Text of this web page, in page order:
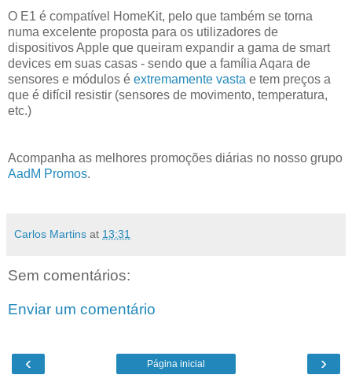
O E1 é compatível HomeKit, pelo que também se torna
numa excelente proposta para os utilizadores de
dispositivos Apple que queiram expandir a gama de smart
devices em suas casas - sendo que a família Aqara de
sensores e módulos é extremamente vasta e tem preços a
que é difícil resistir (sensores de movimento, temperatura,
etc.)
Acompanha as melhores promoções diárias no nosso grupo
AadM Promos.
Carlos Martins at 13:31
Sem comentários:
Enviar um comentário
‹ ›
Página inicial